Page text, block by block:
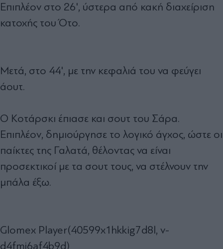
Επιπλέον στο 26', ύστερα από κακή διαχείριση
κατοχής του Ότο.
Μετά, στο 44', με την κεφαλιά του να φεύγει
άουτ.
Ο Κοτάρσκι έπιασε και σουτ του Σάρα.
Επιπλέον, δημιούργησε το λογικό άγχος, ώστε οι
παίκτες της Γαλατά, θέλοντας να είναι
προσεκτικοί με τα σουτ τους, να στέλνουν την
μπάλα έξω.
Glomex Player(40599x1hkkig7d8l, v-
d4fmj6af4b9d)